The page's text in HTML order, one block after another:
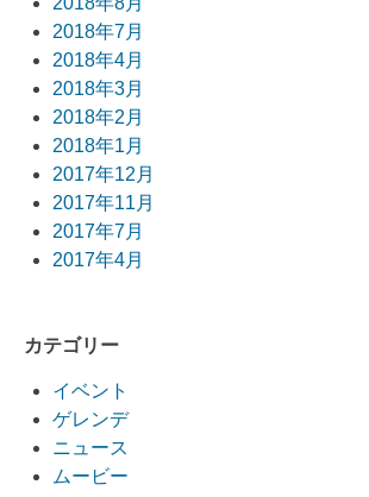
2018年7月
2018年4月
2018年3月
2018年2月
2018年1月
2017年12月
2017年11月
2017年7月
2017年4月
カテゴリー
イベント
ゲレンデ
ニュース
ムービー